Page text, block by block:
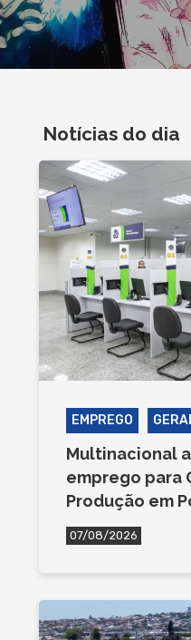
Notícias do dia
EMPREGO
Multinacional
emprego para
Produção em
07/08/2026